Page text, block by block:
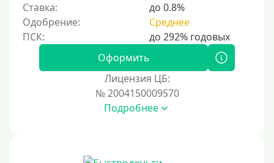
Без указания места работы
Для иностранных граждан
Для иностранных граждан Украины
Для иностранных граждан Казахстана
Для иностранных граждан Кыргызстана
Для иностранных граждан Таджикистана
Ставка:
до 0.8%
Одобрение:
Среднее
Оформить
Лицензия ЦБ:
№ 2004150009570
Подробнее